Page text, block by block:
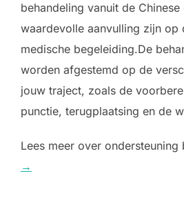
behandeling vanuit de Chinese
waardevolle aanvulling zijn op
medische begeleiding.De
worden afgestemd op de
jouw traject, zoals de
punctie, terugplaatsing en de
Lees meer over ondersteuning
→